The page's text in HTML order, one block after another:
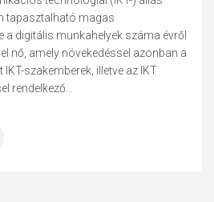
tapasztalható magas
a digitális munkahelyek száma évről
nő, amely növekedéssel azonban a
szakemberek, illetve az IKT
rendelkező...